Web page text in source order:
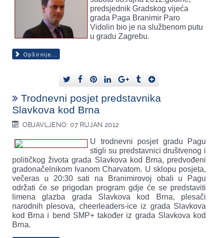
predsjednik Gradskog vijeća
grada Paga Branimir Paro
Vidolin bio je na službenom putu
u gradu Zagrebu.
Opširnije...
Trodnevni posjet predstavnika
Slavkova kod Brna
OBJAVLJENO: 07 RUJAN 2012
U trodnevni posjet gradu Pagu
stigli su predstavnici društvenog i
političkog života grada Slavkova kod Brna, predvođeni
gradonačelnikom Ivanom Charvatom. U sklopu posjeta,
večeras u 20:30 sati na Branimirovoj obali u Pagu
održati će se prigodan program gdje će se predstaviti
limena glazba grada Slavkova kod Brna, plesači
narodnih plesova, cheerleaders-ice iz grada Slavkova
kod Brna i bend SMP+ također iz grada Slavkova kod
Brna.